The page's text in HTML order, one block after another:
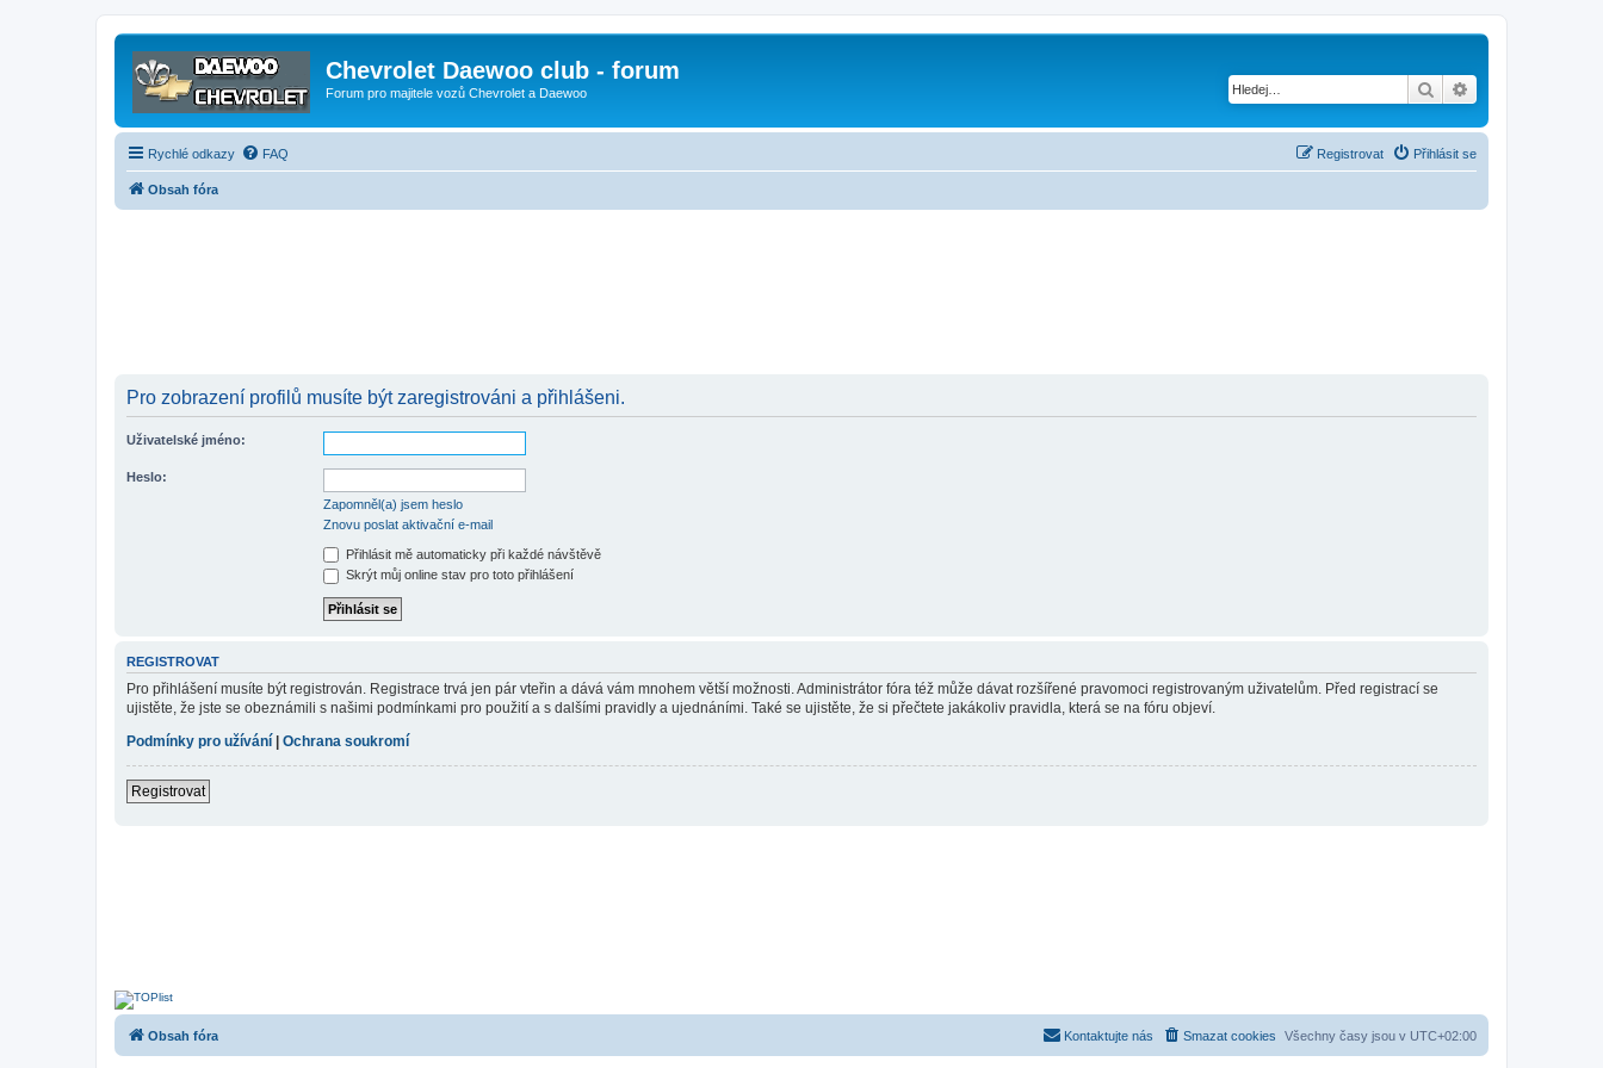
Chevrolet Daewoo club - forum
Forum pro majitele vozů Chevrolet a Daewoo Hledat
Rychlé odkazy FAQ Přihlásit se
Registrovat
Obsah fóra
Pro zobrazení profilů musíte být zaregistrováni a přihlášeni.
Uživatelské jméno:
Heslo:
Zapomněl(a) jsem heslo
Znovu poslat aktivační e-mail
Přihlásit mě automaticky při každé návštěvě
Skrýt můj online stav pro toto přihlášení
REGISTROVAT
Pro přihlášení musíte být registrován. Registrace trvá jen pár vteřin a dává vám mnohem větší možnosti. Administrátor fóra též může dávat rozšířené pravomoci registrovaným uživatelům. Před registrací se
ujistěte, že jste se obeznámili s našimi podmínkami pro použití a s dalšími pravidly a ujednáními. Také se ujistěte, že si přečtete jakákoliv pravidla, která se na fóru objeví.
Podmínky pro užívání
Ochrana soukromí
Registrovat
Obsah fóra Všechny časy jsou v UTC+02:00
Smazat cookies
Kontaktujte nás